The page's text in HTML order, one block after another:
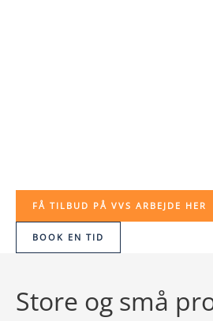
FÅ TILBUD PÅ VVS ARBEJDE HER
BOOK EN TID
Store og små